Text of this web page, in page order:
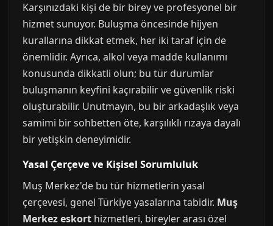
Karşınızdaki kişi de bir birey ve profesyonel bir
hizmet sunuyor. Buluşma öncesinde hijyen
kurallarına dikkat etmek, her iki taraf için de
önemlidir. Ayrıca, alkol veya madde kullanımı
konusunda dikkatli olun; bu tür durumlar
buluşmanın keyfini kaçırabilir ve güvenlik riski
oluşturabilir. Unutmayın, bu bir arkadaşlık veya
samimi bir sohbetten öte, karşılıklı rızaya dayalı
bir yetişkin deneyimidir.
Yasal Çerçeve ve Kişisel Sorumluluk
Muş Merkez'de bu tür hizmetlerin yasal
çerçevesi, genel Türkiye yasalarına tabidir. Muş
Merkez eskort hizmetleri, bireyler arası özel